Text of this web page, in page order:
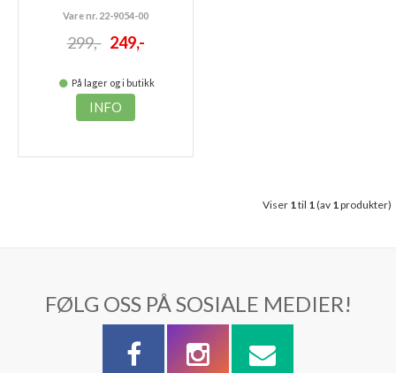
Vare nr. 22-9054-00
299,- 249,-
På lager og i butikk
INFO
Viser 1til 1(av 1produkter)
FØLG OSS PÅ SOSIALE MEDIER!